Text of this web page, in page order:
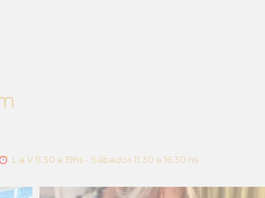
L a V 11.30 a 19hs - Sábados 11.30 a 16.30 hs